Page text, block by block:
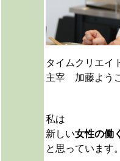
タイムクリエイ
主宰 加藤よう
私は
新しい女性の働
と思っています。